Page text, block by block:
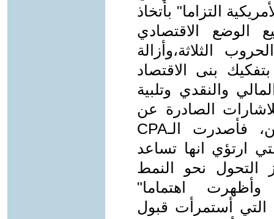
التزاما" بأتخاذ
الوضع الاقتصادي
الثلاثة،وأزالة
بنى الاقتصاد
والنقدي وتلبية
الصادرة عن
فرص التحسن في حياة المواطنين، فأصدرت الـCPA
ارتؤي انها تساعد
التحول نحو النمط
وأظهرت اهتماما"
التي أستمرأت قبول